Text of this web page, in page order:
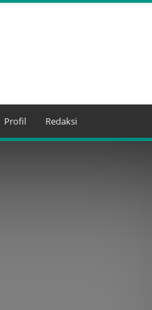
Profil Redaksi